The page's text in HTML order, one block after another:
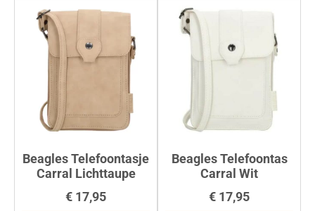
Beagles Telefoontasje
Carral Lichttaupe
€ 17,95
Beagles Telefoontas
Carral Wit
€ 17,95